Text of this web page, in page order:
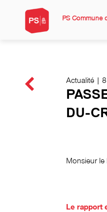
PS Commune
Actualité |
DU-
Monsieur le
Le rapport